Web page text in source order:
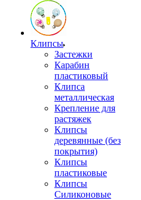
Клипсы
Застежки
Карабин
пластиковый
Клипса
металлическая
Крепление для
растяжек
Клипсы
деревянные (без
покрытия)
Клипсы
пластиковые
Клипсы
Силиконовые